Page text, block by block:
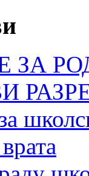
ЗА